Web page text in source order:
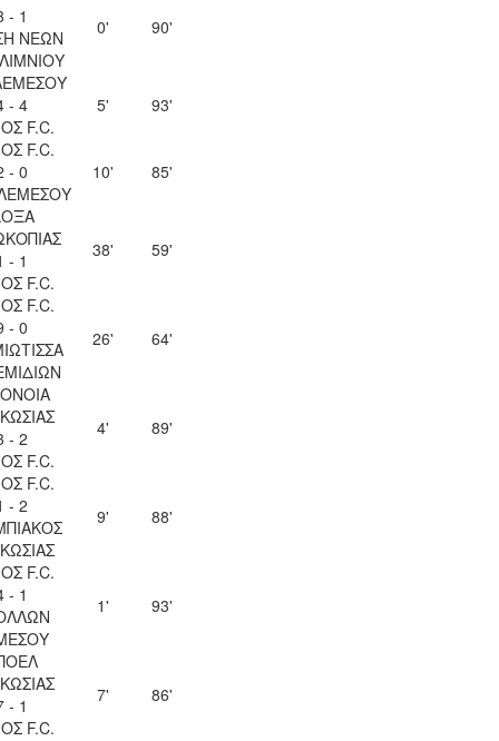
- 1
ΝΕΩΝ
0' 90'
- 4
F.C.
5'
93'
F.C.
- 0
10'
85'
- 1
F.C.
38' 59'
F.C.
- 0
26' 64'
- 2
F.C.
4' 89'
F.C.
- 2
9' 88'
F.C.
- 1
1' 93'
- 1
F.C.
7' 86'